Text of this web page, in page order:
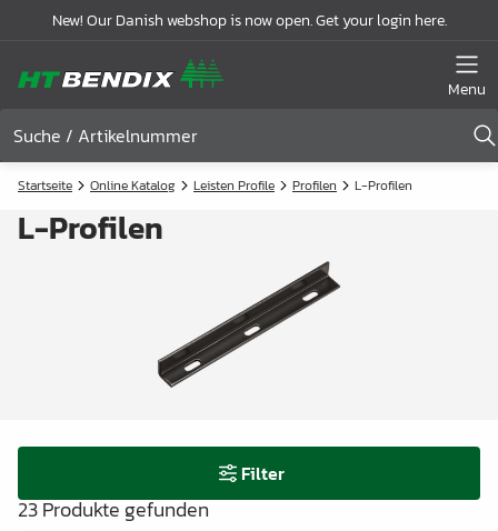
New! Our Danish webshop is now open. Get your login here.
Menu
Startseite Online Katalog Leisten Profile Profilen L-Profilen
L-Profilen
Filter
23 Produkte gefunden